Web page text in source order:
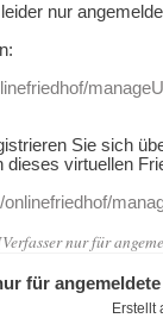
nur
Sie sich
dieses virtuellen
nur für
für
Erstellt